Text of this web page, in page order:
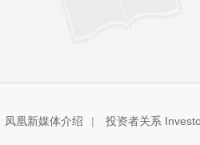
凤凰新媒体介绍 | 投资者关系